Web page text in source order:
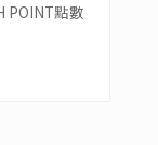
POINT點數